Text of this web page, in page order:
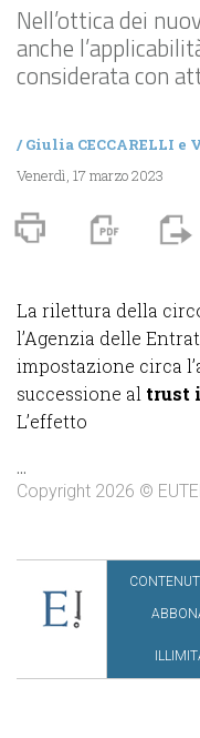
Nell’ottica dei
anche
considerata con
/Giulia CECCARELLI e
Venerdì, 17 marzo 2023
La rilettura della
l’Agenzia delle
impostazione circa
successione al trust
L’effetto
...
Copyright 2026 ©